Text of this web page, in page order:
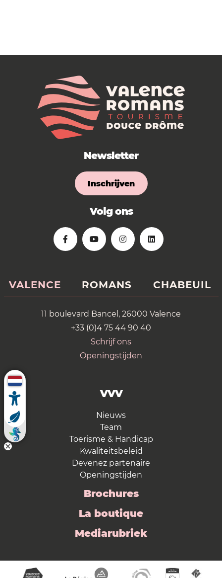
Newsletter
Inschrijven
Volg ons
VALENCE ROMANS CHABEUIL
11 boulevard Bancel, 26000 Valence
+33 (0)4 75 44 90 40
Schrijf ons
Openingstijden
VVV
Nieuws
Team
Toerisme & Handicap
Kwaliteitsbeleid
Devenez partenaire
Openingstijden
Brochures
La boutique
Mediarubriek